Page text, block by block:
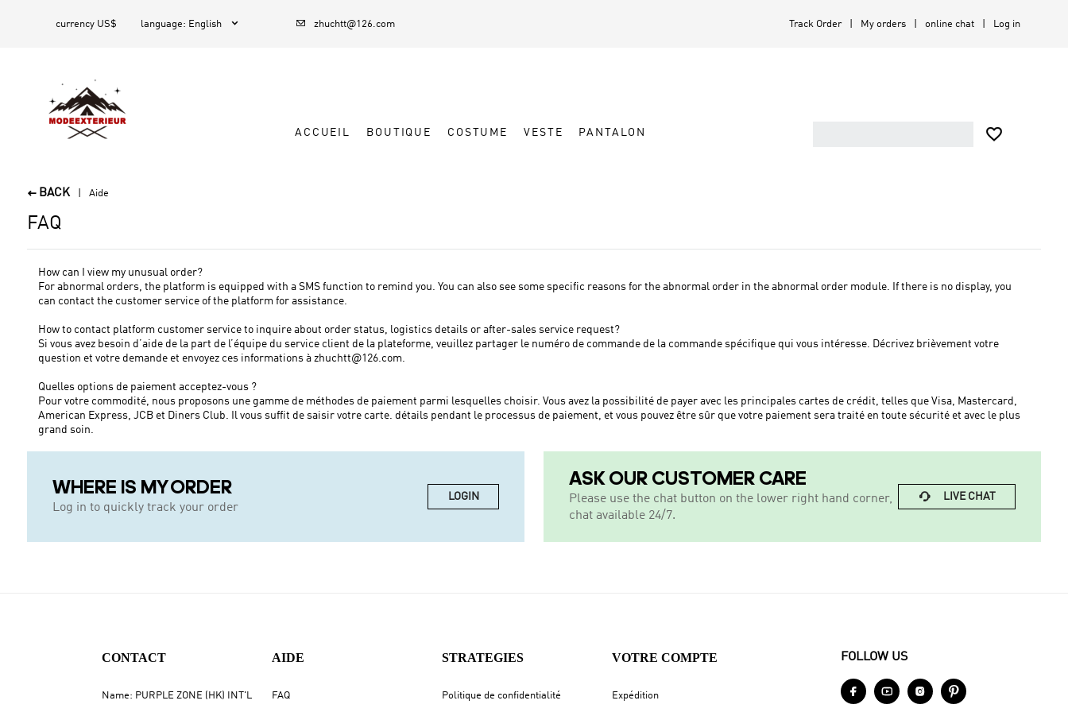
currency US$ language: English   zhuchtt@126.com Track Order My orders online chat Log in
ACCUEIL BOUTIQUE COSTUME VESTE PANTALON 
 BACK Aide
FAQ
How can I view my unusual order?
For abnormal orders, the platform is equipped with a SMS function to remind you. You can also see some specific reasons for the abnormal order in the abnormal order module. If there is no display, you
can contact the customer service of the platform for assistance.
How to contact platform customer service to inquire about order status, logistics details or after-sales service request?
Si vous avez besoin d’aide de la part de l’équipe du service client de la plateforme, veuillez partager le numéro de commande de la commande spécifique qui vous intéresse. Décrivez brièvement votre
question et votre demande et envoyez ces informations à zhuchtt@126.com.
Quelles options de paiement acceptez-vous ?
Pour votre commodité, nous proposons une gamme de méthodes de paiement parmi lesquelles choisir. Vous avez la possibilité de payer avec les principales cartes de crédit, telles que Visa, Mastercard,
American Express, JCB et Diners Club. Il vous suffit de saisir votre carte. détails pendant le processus de paiement, et vous pouvez être sûr que votre paiement sera traité en toute sécurité et avec le plus
grand soin.
WHERE IS MY ORDER
Log in to quickly track your order
LOGIN
ASK OUR CUSTOMER CARE
Please use the chat button on the lower right hand corner,
chat available 24/7.
 LIVE CHAT
CONTACT
Name: PURPLE ZONE (HK) INT'L
AIDE
FAQ
STRATEGIES
Politique de confidentialité
VOTRE COMPTE
Expédition
FOLLOW US
   